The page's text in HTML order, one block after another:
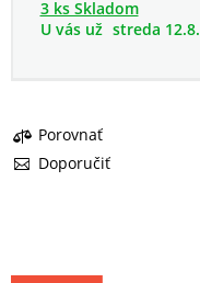
3 ks Skladom
U vás už streda 12.8.
Porovnať
Doporučiť